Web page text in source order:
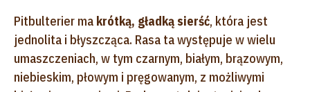
Pitbulterier ma krótką, gładką sierść, która jest
jednolita i błyszcząca. Rasa ta występuje w wielu
umaszczeniach, w tym czarnym, białym, brązowym,
niebieskim, płowym i pręgowanym, z możliwymi